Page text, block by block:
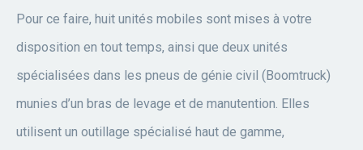
Pour ce faire, huit unités mobiles sont mises à votre
disposition en tout temps, ainsi que deux unités
spécialisées dans les pneus de génie civil (Boomtruck)
munies d’un bras de levage et de manutention. Elles
utilisent un outillage spécialisé haut de gamme,